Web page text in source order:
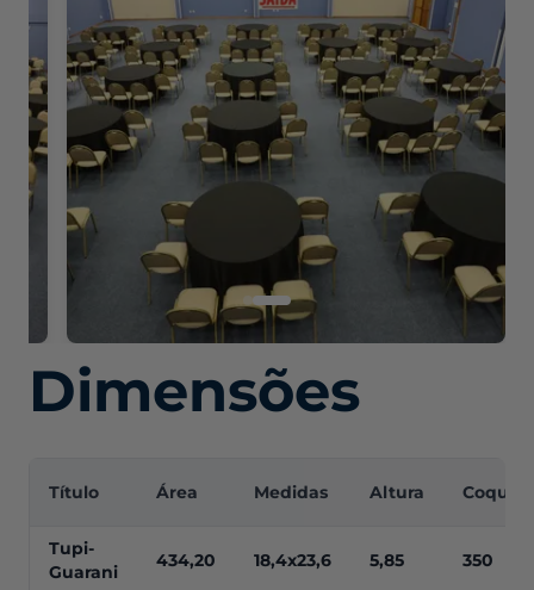
Dimensões
Título Área Medidas Altura
Tupi-
Guarani
434,20 18,4x23,6 5,85 350